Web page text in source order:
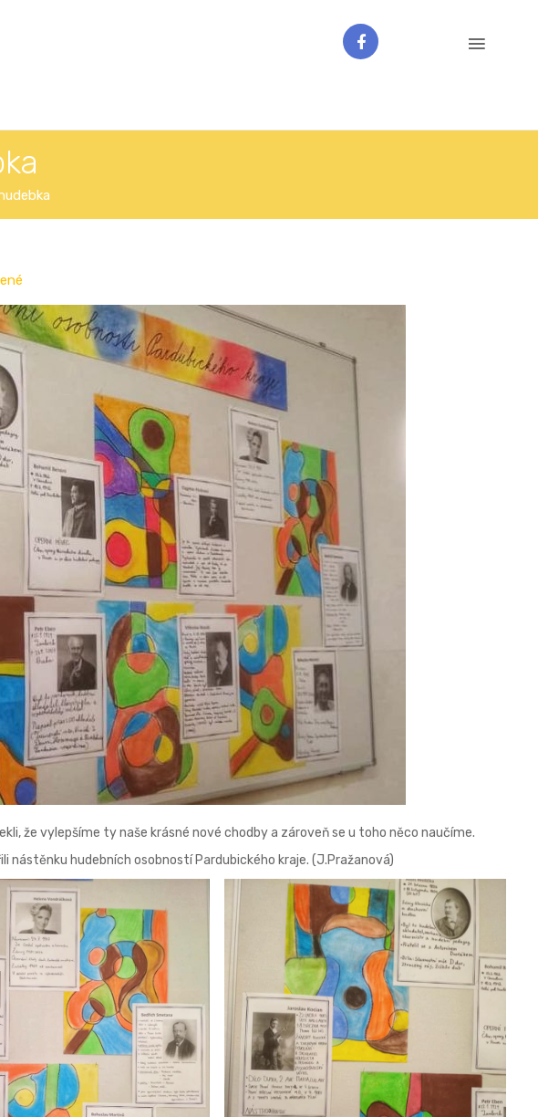
že vylepšíme ty naše krásné nové chodby a zároveň se u toho něco naučíme.
nástěnku hudebních osobností Pardubického kraje. (J.Pražanová)